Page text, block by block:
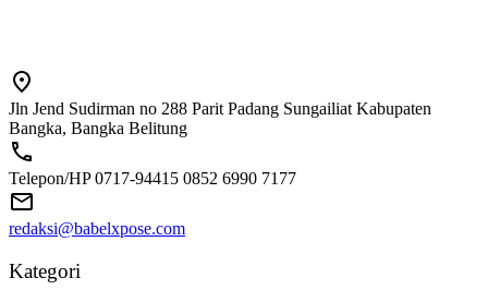
Jln Jend Sudirman no 288 Parit Padang Sungailiat Kabupaten
Bangka, Bangka Belitung
Telepon/HP 0717-94415 0852 6990 7177
redaksi@babelxpose.com
Kategori